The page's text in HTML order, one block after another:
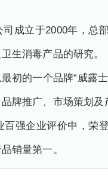
成立于2000年，总
生消毒产品的研究。
初的一个品牌“威露
牌推广、市场策划及
百强企业评价中，荣
销量第一。